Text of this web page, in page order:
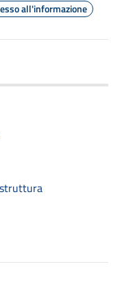
all'informazione
struttura